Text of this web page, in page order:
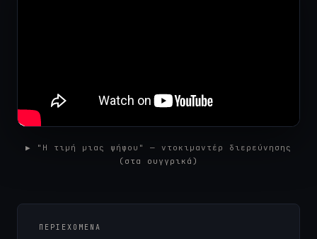
▶ "Η τιμή μιας ψήφου" — ντοκιμαντέρ διερεύνησης
(στα ουγγρικά)
ΠΕΡΙΕΧΌΜΕΝΑ